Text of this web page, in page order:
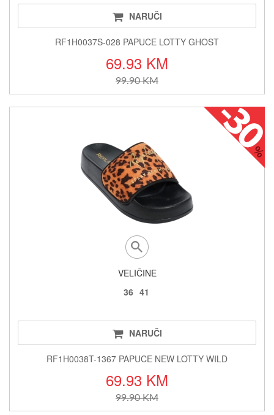
NARUČI
RF1H0037S-028 PAPUCE LOTTY GHOST
69.93 KM
99.90 KM
VELIČINE
36 41
NARUČI
RF1H0038T-1367 PAPUCE NEW LOTTY WILD
69.93 KM
99.90 KM